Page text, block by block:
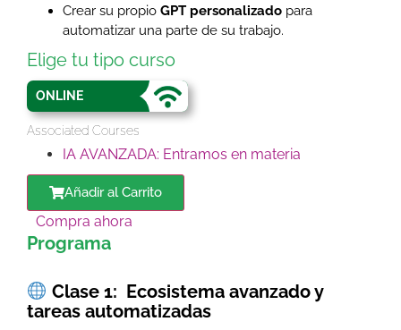
Crear su propio GPT personalizado para
automatizar una parte de su trabajo.
Elige tu tipo curso
ONLINE
Associated Courses
IA AVANZADA: Entramos en materia
Añadir al Carrito
Compra ahora
Programa
Clase 1: Ecosistema avanzado y
tareas automatizadas